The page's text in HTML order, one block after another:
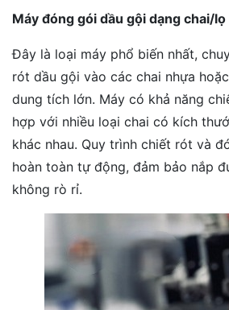
Máy đóng gói dầu gội dạng chai/lọ
Đây là loại máy phổ biến nhất,
rót dầu gội vào các chai nhựa
dung tích lớn. Máy có khả năng
hợp với nhiều loại chai có kích
khác nhau. Quy trình chiết rót và
hoàn toàn tự động, đảm bảo nắp
không rò rỉ.